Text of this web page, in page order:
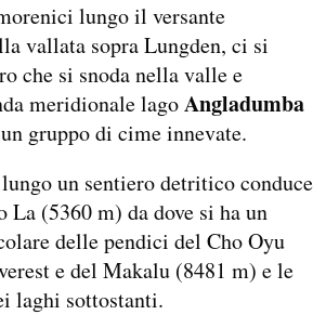
lungo il versante
vallata sopra Lungden, ci si
che si snoda nella valle e
meridionale lagoAngladumba
gruppo di cime innevate.
un sentiero detritico conduce
(5360 m) da dove si ha un
delle pendici del Cho Oyu
e del Makalu (8481 m) e le
laghi sottostanti.